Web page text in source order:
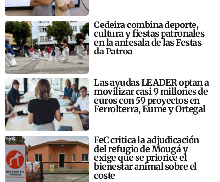
Cedeira combina deporte,
cultura y fiestas patronales
en la antesala de las Festas
da Patroa
Las ayudas LEADER optan a
movilizar casi 9 millones de
euros con 59 proyectos en
Ferrolterra, Eume y Ortegal
FeC critica la adjudicación
del refugio de Mougá y
exige que se priorice el
bienestar animal sobre el
coste